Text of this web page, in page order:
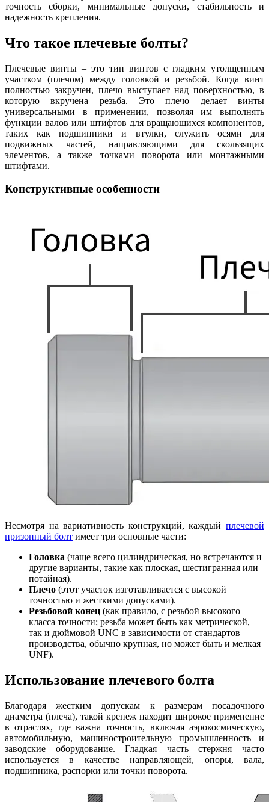
точность сборки, минимальные допуски, стабильность и
надежность крепления.
Что такое плечевые болты?
Плечевые винты – это тип винтов с гладким утолщенным
участком (плечом) между головкой и резьбой. Когда винт
полностью закручен, плечо выступает над поверхностью, в
которую вкручена резьба. Это плечо делает винты
универсальными в применении, позволяя им выполнять
функции валов или штифтов для вращающихся компонентов,
таких как подшипники и втулки, служить осями для
подвижных частей, направляющими для скользящих
элементов, а также точками поворота или монтажными
штифтами.
Конструктивные особенности
Несмотря на вариативность конструкций, каждый плечевой
призонный болт имеет три основные части:
Головка (чаще всего цилиндрическая, но встречаются и
другие варианты, такие как плоская, шестигранная или
потайная).
Плечо (этот участок изготавливается с высокой
точностью и жесткими допусками).
Резьбовой конец (как правило, с резьбой высокого
класса точности; резьба может быть как метрической,
так и дюймовой UNC в зависимости от стандартов
производства, обычно крупная, но может быть и мелкая
UNF).
Использование плечевого болта
Благодаря жестким допускам к размерам посадочного
диаметра (плеча), такой крепеж находит широкое применение
в отраслях, где важна точность, включая аэрокосмическую,
автомобильную, машиностроительную промышленность и
заводские оборудование. Гладкая часть стержня часто
используется в качестве направляющей, опоры, вала,
подшипника, распорки или точки поворота.